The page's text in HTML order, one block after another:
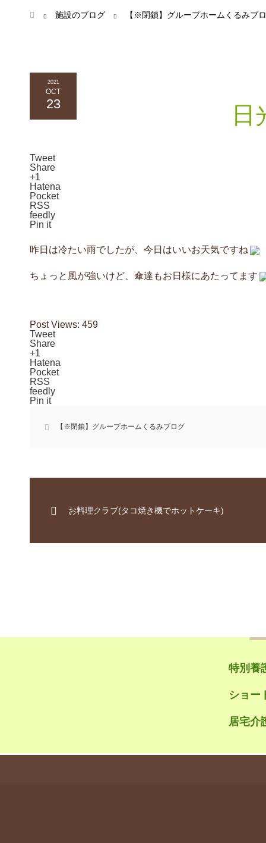
ホーム施設のブログ 【※閉鎖】グループホームくるみブ
2021
OCT
23 日
Tweet
Share
+1
Hatena
Pocket
RSS
feedly
Pin it
昨日は冷たい雨でしたが、今日はいいお天気ですね
ちょっと風が強いけど、傘達もお日様にあたってます
Post Views: 459
Tweet
Share
+1
Hatena
Pocket
RSS
feedly
Pin it
【※閉鎖】グループホームくるみブログ
お料理クラブ(タコ焼き機でホットケーキ)
特別養
ショー
居宅介